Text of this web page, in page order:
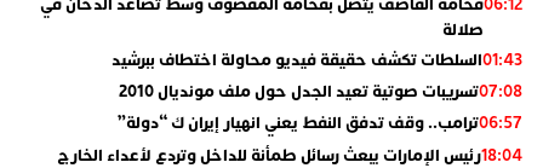
06:12
صلالة
01:43السلطات تكشف حقيقة فيديو محاولة اختطاف ببرشيد
07:08تسريبات صوتية تعيد الجدل حول ملف مونديال 2010
06:57ترامب.. وقف تدفق النفط يعني انهيار إيران ك “دولة”
18:04رئيس الإمارات يبعث رسائل طمأنة للداخل وتردع لأعداء الخارج